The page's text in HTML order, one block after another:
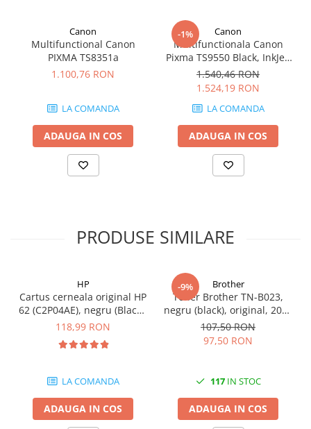
Adaptoare PCI / PCIe
Periferice PC
Tastaturi
Kit mouse si tastatura
Web-cam-uri si sisteme
videoconferinta
Access Point-uri
Cabluri retea
Sisteme Mesh WiFi
Placi de retea
Patch panel-uri
Canon
Multifunctional Canon
PIXMA TS8351a
1.100,76 RON
LA COMANDA
ADAUGA IN COS
-1% Canon
Multifunctionala Canon
Pixma TS9550 Black, InkJet,
Color, Format A3, Retea, Wi-
Fi
1.540,46 RON
1.524,19 RON
LA COMANDA
ADAUGA IN COS
PRODUSE SIMILARE
HP
Cartus cerneala original HP
62 (C2P04AE), negru (Black),
200 pagini
118,99 RON
LA COMANDA
ADAUGA IN COS
-9% Brother
Toner Brother TN-B023,
negru (black), original, 2000
pagini
107,50 RON
97,50 RON
117IN STOC
ADAUGA IN COS